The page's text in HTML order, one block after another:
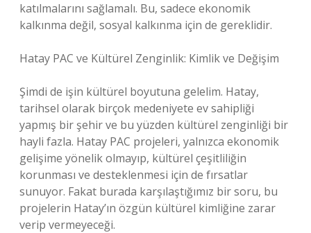
katılmalarını sağlamalı. Bu, sadece ekonomik
kalkınma değil, sosyal kalkınma için de gereklidir.
Hatay PAC ve Kültürel Zenginlik: Kimlik ve Değişim
Şimdi de işin kültürel boyutuna gelelim. Hatay,
tarihsel olarak birçok medeniyete ev sahipliği
yapmış bir şehir ve bu yüzden kültürel zenginliği bir
hayli fazla. Hatay PAC projeleri, yalnızca ekonomik
gelişime yönelik olmayıp, kültürel çeşitliliğin
korunması ve desteklenmesi için de fırsatlar
sunuyor. Fakat burada karşılaştığımız bir soru, bu
projelerin Hatay’ın özgün kültürel kimliğine zarar
verip vermeyeceği.